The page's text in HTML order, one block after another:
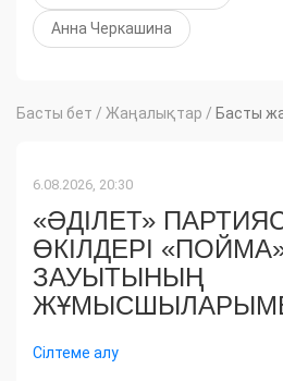
Анна Черкашина
Басты бет / Жаңалықтар / Басты
6.08.2026, 20:30
«ӘДІЛЕТ»
ӨКІЛДЕРІ
ЗАУЫТЫНЫҢ
Сілтеме алу